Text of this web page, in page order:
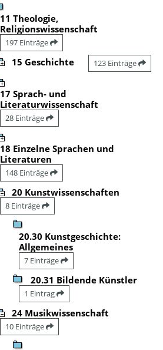
11 Theologie,
Religionswissenschaft
197 Einträge
15 Geschichte 123 Einträge
17 Sprach- und
Literaturwissenschaft
28 Einträge
18 Einzelne Sprachen und
Literaturen
148 Einträge
20 Kunstwissenschaften
8 Einträge
20.30 Kunstgeschichte:
Allgemeines
7 Einträge
20.31 Bildende Künstler
1 Eintrag
24 Musikwissenschaft
10 Einträge